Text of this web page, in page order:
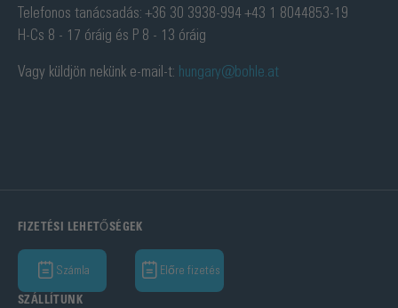
Telefonos tanácsadás: +36 30 3938-994 +43 1 8044853-19
H-Cs 8 - 17 óráig és P 8 - 13 óráig
Vagy küldjön nekünk e-mail-t: hungary@bohle.at
FIZETÉSI LEHETŐSÉGEK
Számla Előre fizetés
SZÁLLÍTUNK